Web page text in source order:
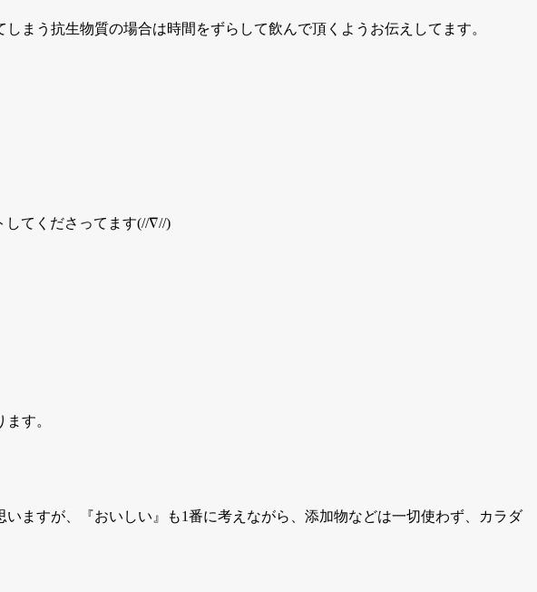
まう抗生物質の場合は時間をずらして飲んで頂くようお伝えしてます。
してくださってます(//∇//)
す。
ますが、『おいしい』も1番に考えながら、添加物などは一切使わず、カラダ